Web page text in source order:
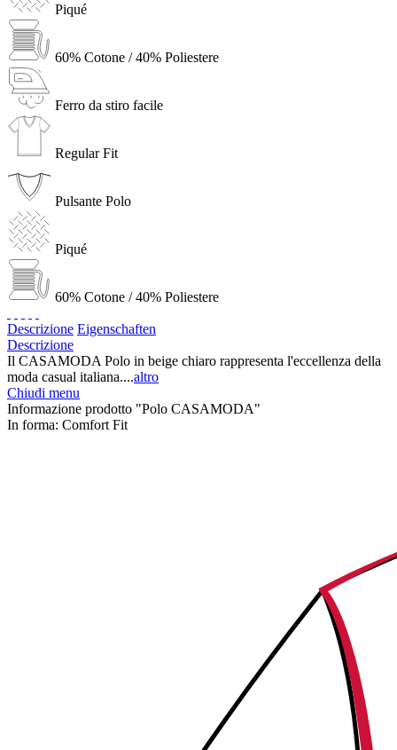
Piqué
60% Cotone / 40% Poliestere
Ferro da stiro facile
Regular Fit
Pulsante Polo
Piqué
60% Cotone / 40% Poliestere
Descrizione Eigenschaften
Descrizione
Il CASAMODA Polo in beige chiaro rappresenta l'eccellenza della
moda casual italiana....altro
Chiudi menu
Informazione prodotto "Polo CASAMODA"
In forma: Comfort Fit